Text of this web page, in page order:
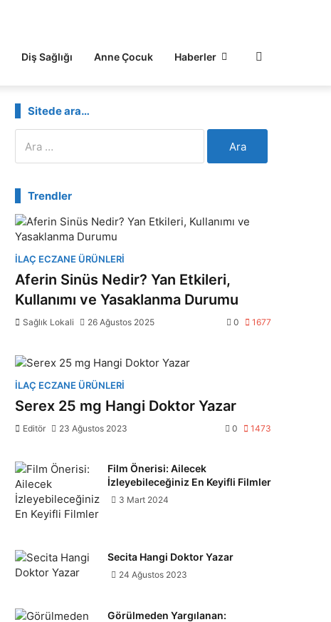
Diş Sağlığı Anne Çocuk Haberler
Sitede ara…
Trendler
İLAÇ ECZANE ÜRÜNLERI
Aferin Sinüs Nedir? Yan Etkileri,
Kullanımı ve Yasaklanma Durumu
Sağlık Lokali 26 Ağustos 2025 0 1677
İLAÇ ECZANE ÜRÜNLERI
Serex 25 mg Hangi Doktor Yazar
Editör 23 Ağustos 2023 0 1473
Film Önerisi: Ailecek
İzleyebileceğiniz En Keyifli Filmler
3 Mart 2024
Secita Hangi Doktor Yazar
24 Ağustos 2023
Görülmeden Yargılanan: